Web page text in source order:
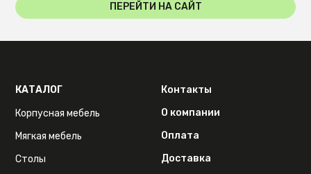
ПЕРЕЙТИ НА САЙТ
КАТАЛОГ
Корпусная мебель
Мягкая мебель
Столы
Контакты
О компании
Оплата
Доставка